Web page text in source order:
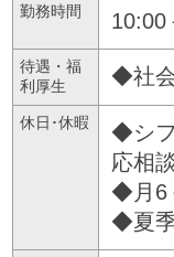
勤務時間 10:00
待遇・福
利厚生
◆社
休日･休暇
◆シ
応相談
◆月6
◆夏